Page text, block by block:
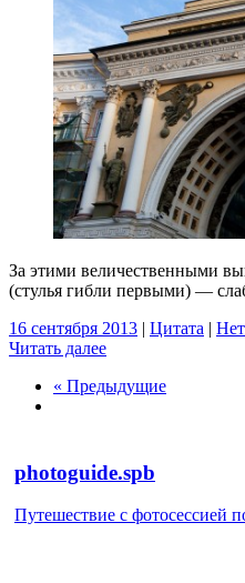
За этими величественными
(стулья гибли первыми) —
16 сентября 2013 | Цитата |
Читать далее
« Предыдущие
photoguide.spb
Путешествие с фотосессией